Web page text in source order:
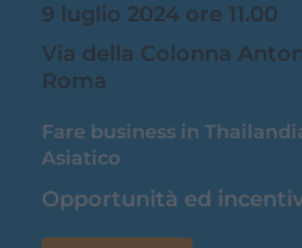
9 luglio 2024 ore 11.00
Via della Colonna
Roma
Fare business in
Asiatico
Opportunità ed